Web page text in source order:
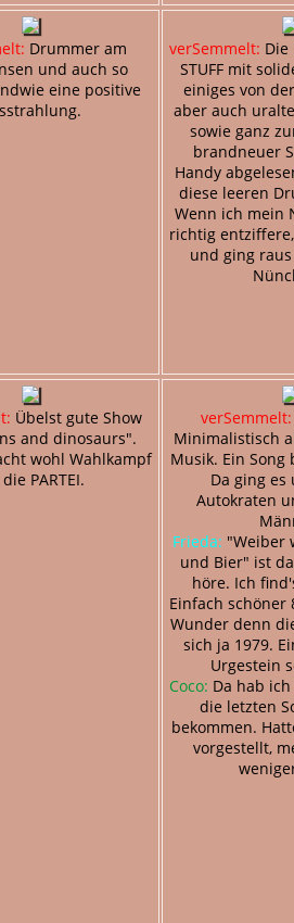
Drummer am
und auch so
eine positive
verSemmelt: Die
STUFF mit
einiges von
aber auch
sowie ganz
brandneuer
Handy
diese leeren
Wenn ich mein
richtig
und ging
Übelst gute Show
and dinosaurs".
wohl Wahlkampf
PARTEI.
verSemmelt:
Minimalistisch
Musik. Ein
Da ging es
Autokraten
Frieda: "Weiber
und Bier" ist
höre. Ich
Einfach schöner
Wunder denn
sich ja 1979.
Urgestein
Coco: Da hab
die letzten
bekommen.
vorgestellt,